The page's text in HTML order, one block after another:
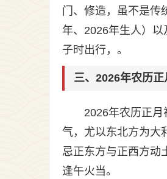
门、修造，虽不是传
年、2026年生人）
子时出行，。
三、2026年农历
2026年农历正
气，尤以东北方为大
忌正东方与正西方动
逢午火当。